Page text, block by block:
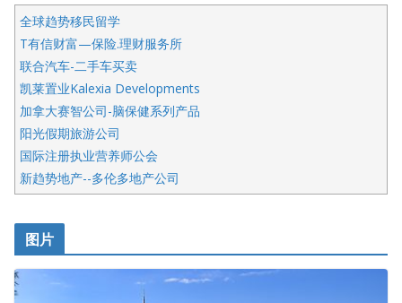
全球趋势移民留学
T有信财富—保险.理财服务所
联合汽车-二手车买卖
凯莱置业Kalexia Developments
加拿大赛智公司-脑保健系列产品
阳光假期旅游公司
国际注册执业营养师公会
新趋势地产--多伦多地产公司
呱呱电器
开明车行KS CAR SALES & SERVICE
健健宝公司
皇后金融集团
图片